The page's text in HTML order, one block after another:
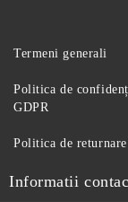
Termeni generali
Politica de
GDPR
Politica de returnare
Informatii